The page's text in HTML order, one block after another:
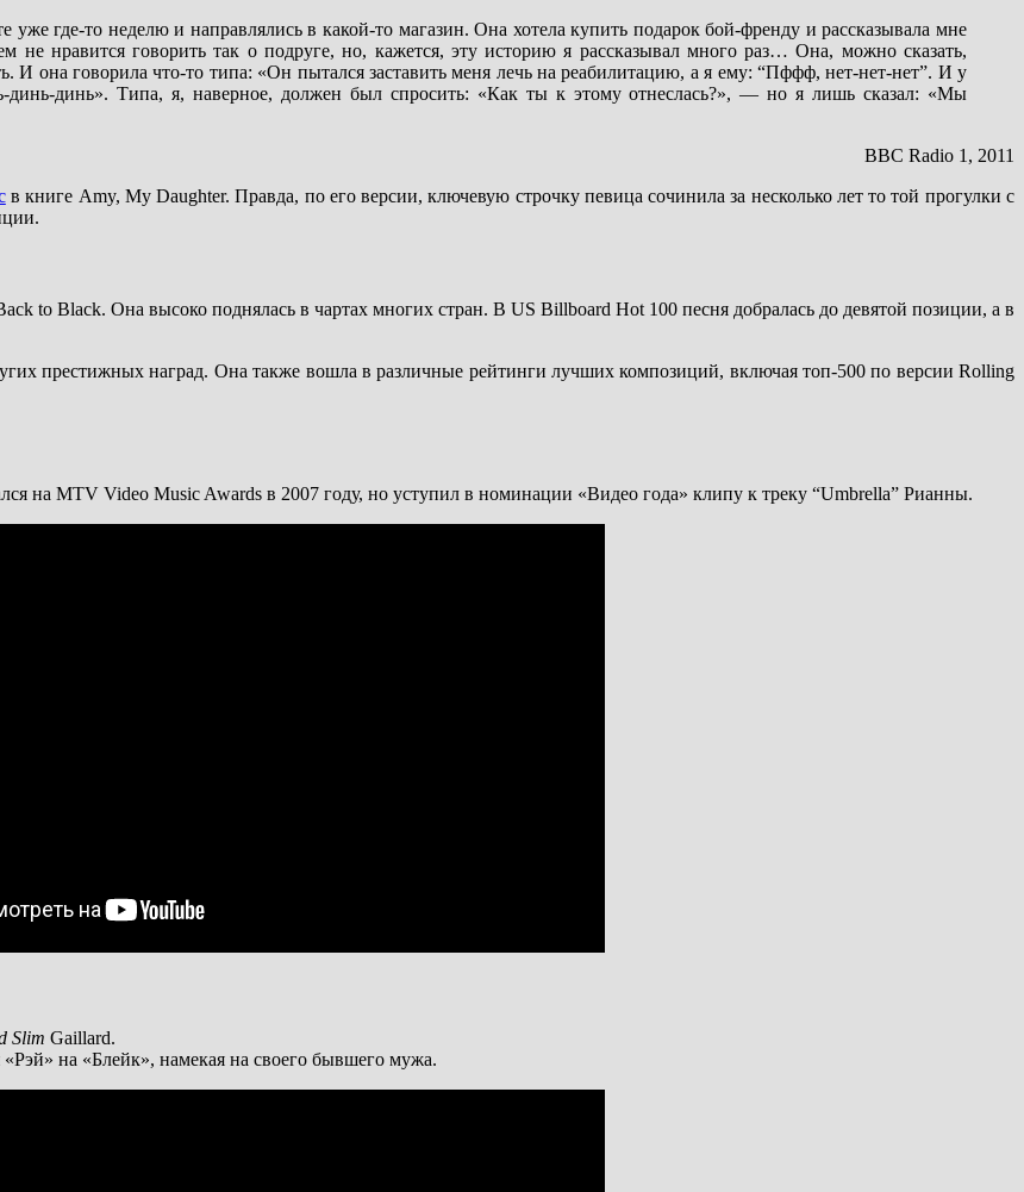
где-то неделю и направлялись в какой-то магазин. Она хотела купить подарок бой-френду и рассказывала мне
нравится говорить так о подруге, но, кажется, эту историю я рассказывал много раз… Она, можно сказать,
И она говорила что-то типа: «Он пытался заставить меня лечь на реабилитацию, а я ему: “Пффф, нет-нет-нет”. И у
динь-динь». Типа, я, наверное, должен был спросить: «Как ты к этому отнеслась?», — но я лишь сказал: «Мы
BBC Radio 1, 2011
в книге Amy, My Daughter. Правда, по его версии, ключевую строчку певица сочинила за несколько лет то той прогулки с
to Black. Она высоко поднялась в чартах многих стран. В US Billboard Hot 100 песня добралась до девятой позиции, а в
престижных наград. Она также вошла в различные рейтинги лучших композиций, включая топ-500 по версии Rolling
на MTV Video Music Awards в 2007 году, но уступил в номинации «Видео года» клипу к треку “Umbrella” Рианны.
Slim Gaillard.
на «Блейк», намекая на своего бывшего мужа.